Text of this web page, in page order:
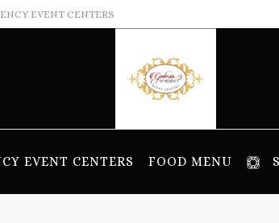
EVENT CENTERS
EVENT CENTERS FOOD MENU